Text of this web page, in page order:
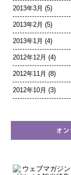
2013年3月 (5)
2013年2月 (5)
2013年1月 (4)
2012年12月 (4)
2012年11月 (8)
2012年10月 (3)